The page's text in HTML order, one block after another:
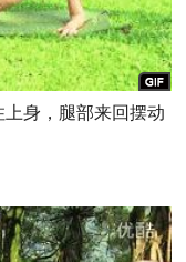
身，腿部来回摆动